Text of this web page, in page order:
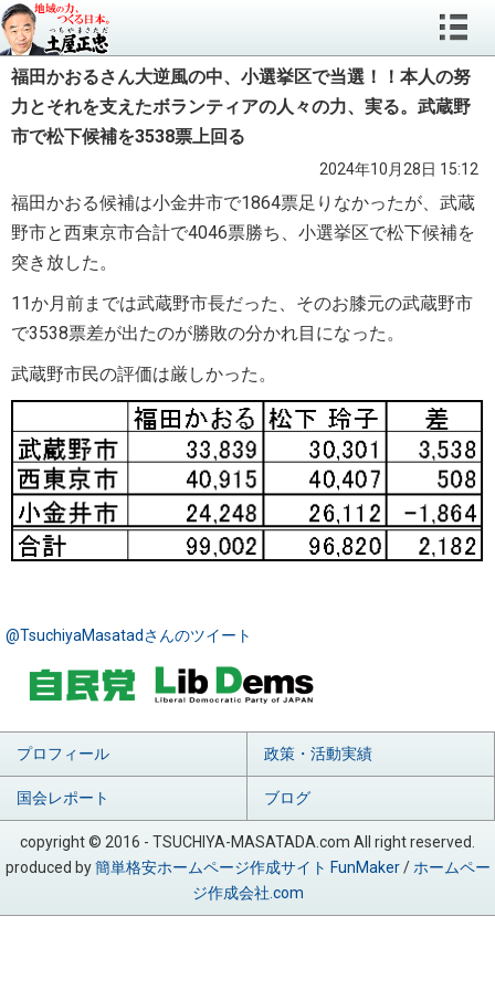
福田かおるさん大逆風の中、小選挙区で当選！！本人の努
力とそれを支えたボランティアの人々の力、実る。武蔵野
市で松下候補を3538票上回る
2024年10月28日 15:12
福田かおる候補は小金井市で1864票足りなかったが、武蔵
野市と西東京市合計で4046票勝ち、小選挙区で松下候補を
突き放した。
11か月前までは武蔵野市長だった、そのお膝元の武蔵野市
で3538票差が出たのが勝敗の分かれ目になった。
武蔵野市民の評価は厳しかった。
@TsuchiyaMasatadさんのツイート
プロフィール 政策・活動実績
国会レポート ブログ
copyright © 2016 - TSUCHIYA-MASATADA.com All right reserved.
produced by簡単格安ホームページ作成サイト FunMaker/ ホームペー
ジ作成会社.com